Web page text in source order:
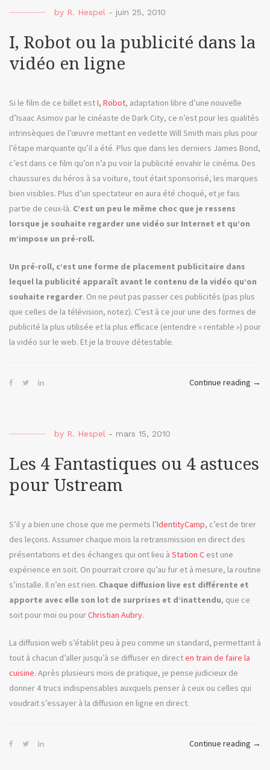
by R. Hespel - juin 25, 2010
I, Robot ou la publicité dans la
vidéo en ligne
Si le film de ce billet estI, Robot, adaptation libre d’une nouvelle
d’Isaac Asimov par le cinéaste de Dark City, ce n’est pour les qualités
intrinsèques de l’œuvre mettant en vedette Will Smith mais plus pour
l’étape marquante qu’il a été. Plus que dans les derniers James Bond,
c’est dans ce film qu’on n’a pu voir la publicité envahir le cinéma. Des
chaussures du héros à sa voiture, tout était sponsorisé, les marques
bien visibles. Plus d’un spectateur en aura été choqué, et je fais
partie de ceux-là. C’est un peu le même choc que je ressens
lorsque je souhaite regarder une vidéo sur Internet et qu’on
m’impose un pré-roll.
Un pré-roll, c’est une forme de placement publicitaire dans
lequel la publicité apparaît avant le contenu de la vidéo qu’on
souhaite regarder. On ne peut pas passer ces publicités (pas plus
que celles de la télévision, notez). C’est à ce jour une des formes de
publicité la plus utilisée et la plus efficace (entendre « rentable ») pour
la vidéo sur le web. Et je la trouve détestable.
Continue reading « I,
la
→
by R. Hespel - mars 15, 2010
Les 4 Fantastiques ou 4 astuces
pour Ustream
S’il y a bien une chose que me permets l’IdentityCamp, c’est de tirer
des leçons. Assumer chaque mois la retransmission en direct des
présentations et des échanges qui ont lieu à Station C est une
expérience en soit. On pourrait croire qu’au fur et à mesure, la routine
s’installe. Il n’en est rien. Chaque diffusion live est différente et
apporte avec elle son lot de surprises et d’inattendu, que ce
soit pour moi ou pourChristian Aubry.
La diffusion web s’établit peu à peu comme un standard, permettant à
tout à chacun d’aller jusqu’à se diffuser en directen train de faire la
cuisine. Après plusieurs mois de pratique, je pense judicieux de
donner 4 trucs indispensables auxquels penser à ceux ou celles qui
voudrait s’essayer à la diffusion en ligne en direct.
Continue reading « Les
→